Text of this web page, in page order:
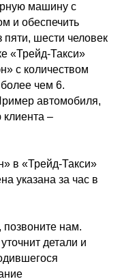
машину с
и обеспечить
пяти, шести человек
«Трейд-Такси»
с количеством
чем 6.
автомобиля,
–
в «Трейд-Такси»
указана за час в
позвоните нам.
детали и